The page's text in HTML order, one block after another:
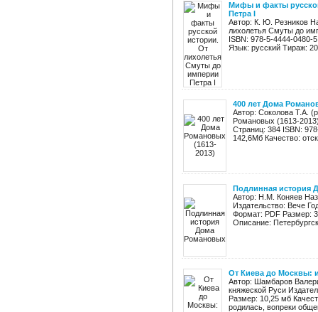
Мифы и факты
Петра I
Автор: К. Ю. Резников
лихолетья Смуты до
ISBN: 978-5-4444-
Язык: русский Тираж:
400 лет Дома
Автор: Соколова Т.А.
Романовых (1613-
Страниц: 384 ISBN:
142,6Мб Качество:
Подлинная история
Автор: Н.М. Коняев
Издательство: Вече
Формат: PDF Размер:
Описание:
От Киева до Москвы:
Автор: Шамбаров
княжеской Руси
Размер: 10,25 мб
родилась, вопреки